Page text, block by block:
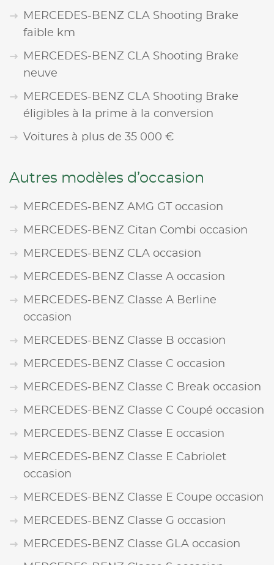
MERCEDES-BENZ CLA Shooting Brake
faible km
MERCEDES-BENZ CLA Shooting Brake
neuve
MERCEDES-BENZ CLA Shooting Brake
éligibles à la prime à la conversion
Voitures à plus de 35 000 €
Autres modèles d’occasion
MERCEDES-BENZ AMG GT occasion
MERCEDES-BENZ Citan Combi occasion
MERCEDES-BENZ CLA occasion
MERCEDES-BENZ Classe A occasion
MERCEDES-BENZ Classe A Berline
occasion
MERCEDES-BENZ Classe B occasion
MERCEDES-BENZ Classe C occasion
MERCEDES-BENZ Classe C Break occasion
MERCEDES-BENZ Classe C Coupé occasion
MERCEDES-BENZ Classe E occasion
MERCEDES-BENZ Classe E Cabriolet
occasion
MERCEDES-BENZ Classe E Coupe occasion
MERCEDES-BENZ Classe G occasion
MERCEDES-BENZ Classe GLA occasion